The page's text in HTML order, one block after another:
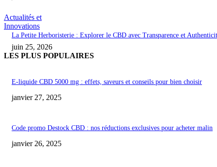
Actualités et
Innovations
La Petite Herboristerie : Explorer le CBD avec Transparence et
juin 25, 2026
LES PLUS POPULAIRES
E-liquide CBD 5000 mg : effets, saveurs et conseils pour bien choisir
janvier 27, 2025
Code promo Destock CBD : nos réductions exclusives pour acheter malin
janvier 26, 2025